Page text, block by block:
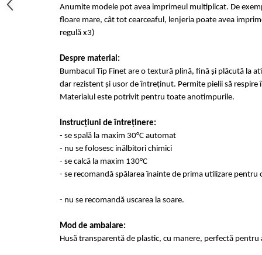
Anumite modele pot avea imprimeul multiplicat. De
floare mare, cât tot cearceaful, lenjeria poate avea
regulă x3)
Despre material:
Bumbacul Tip Finet are o textură plină, fină și plăcută la
dar rezistent și usor de întreținut. Permite pielii să respire
Materialul este potrivit pentru toate anotimpurile.
Instrucțiuni de întreținere:
- se spală la maxim 30°C automat
- nu se folosesc inălbitori chimici
- se calcă la maxim 130°C
- se recomandă spălarea înainte de prima utilizare pentru
- nu se recomandă uscarea la soare.
Mod de ambalare:
Husă transparentă de plastic, cu manere, perfectă pentru